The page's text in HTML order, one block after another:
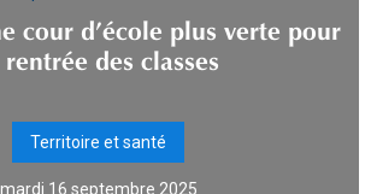
cour d’école plus verte pour
rentrée des classes
Territoire et santé
mardi 16 septembre 2025